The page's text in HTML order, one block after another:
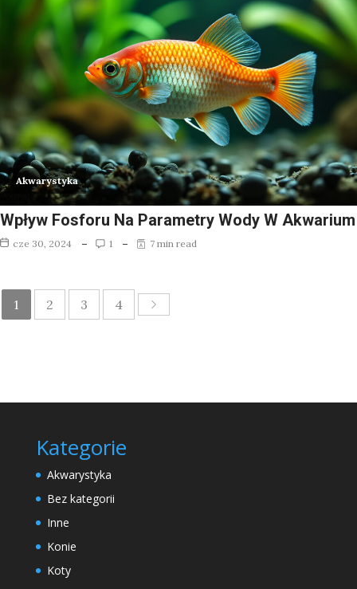
Akwarystyka
Wpływ Fosforu Na Parametry Wody W Akwarium
cze 30, 2024 1 7 min read
1 2 3 4
Kategorie
Akwarystyka
Bez kategorii
Inne
Konie
Koty